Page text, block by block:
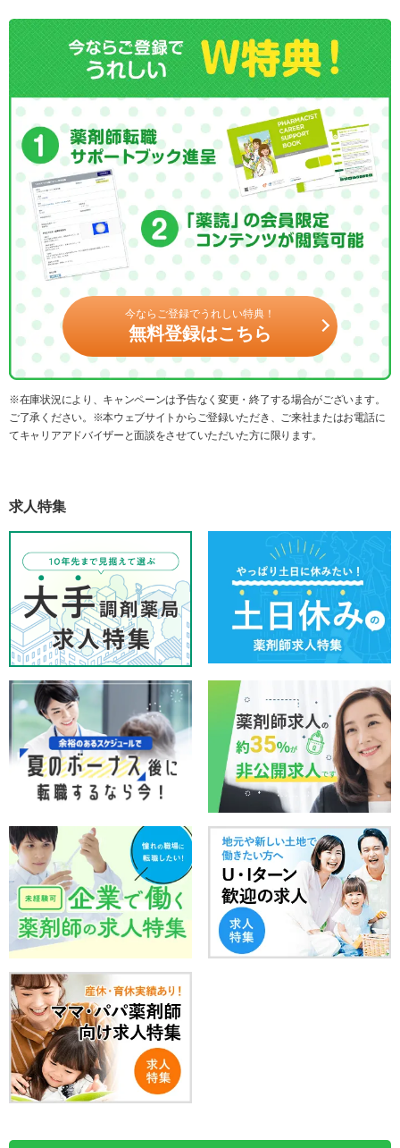
今ならご登録でうれしい特典！
無料登録はこちら
※在庫状況により、キャンペーンは予告なく変更・終了する場合がございます。
ご了承ください。※本ウェブサイトからご登録いただき、ご来社またはお電話に
てキャリアアドバイザーと面談をさせていただいた方に限ります。
求人特集